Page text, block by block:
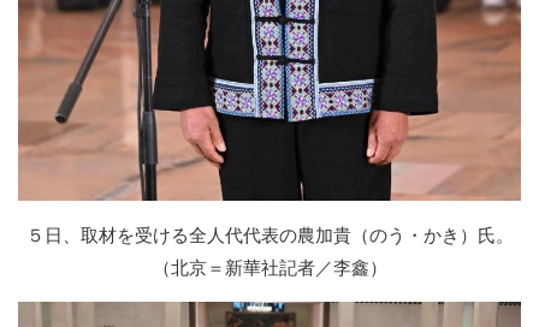
５日、取材を受ける全人代代表の農加貴（のう・かき）氏。
（北京＝新華社記者／李鑫）